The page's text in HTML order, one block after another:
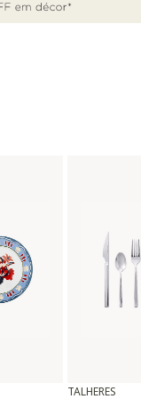
TALHERES